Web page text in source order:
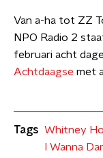
Van a-ha tot ZZ
NPO Radio 2
februari acht
Achtdaagse met
Tags Whitney
I Wanna